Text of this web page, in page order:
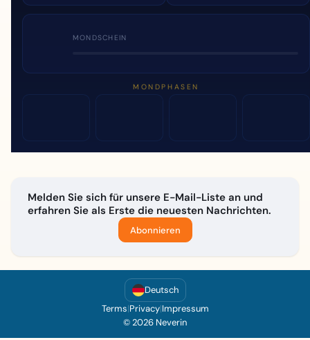
MONDSCHEIN
MONDPHASEN
Melden Sie sich für unsere E-Mail-Liste an und
erfahren Sie als Erste die neuesten Nachrichten.
Abonnieren
Deutsch
Terms|Privacy|Impressum
© 2026 Neverin